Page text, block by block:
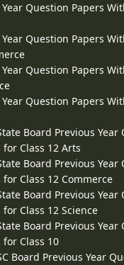
Year Question Papers
Year Question Papers
Year Question Papers
Year Question Papers
Board Previous Year
Class 12 Arts
Board Previous Year
Class 12 Commerce
Board Previous Year
Class 12 Science
Board Previous Year
Class 10
Board Previous Year